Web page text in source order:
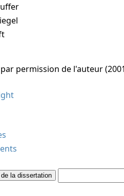
permission de l'auteur